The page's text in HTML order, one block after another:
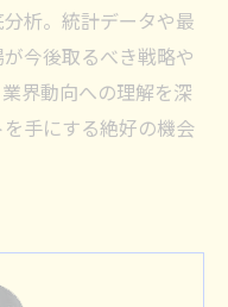
析。統計データや最
今後取るべき戦略や
界動向への理解を深
手にする絶好の機会